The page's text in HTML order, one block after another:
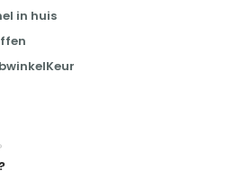
in huis